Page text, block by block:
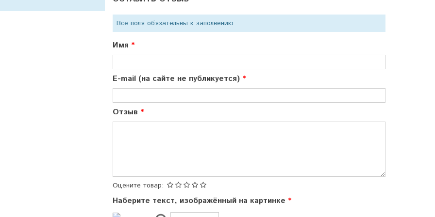
Все поля обязательны к заполнению
Имя
E-mail (на сайте не публикуется)
Отзыв
Оцените товар:
Наберите текст, изображённый на картинке